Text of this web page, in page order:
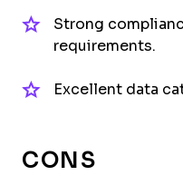
Strong
requirements.
Excellent data
CONS